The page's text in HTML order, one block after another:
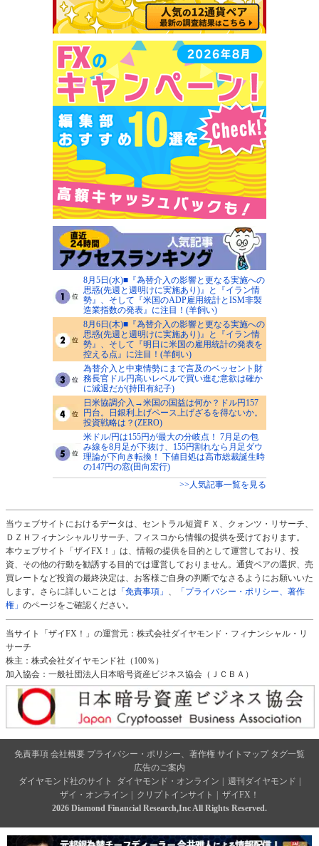
8月5日(水)■『為替介入の影響と更なる実施への
思惑(先週と週明けに実施あり)』と『イラン情
勢』、そして『米国のADP雇用統計とISM非製
造業指数の発表』に注目！(羊飼い)
8月6日(木)■『為替介入の影響と更なる実施への
思惑(先週と週明けに実施あり)』と『イラン情
勢』、そして『明日に米国の雇用統計の発表を
控える点』に注目！(羊飼い)
為替介入と中東情勢にまで言及のベッセント財
務長官ドル円高いレベルで買い進む意欲は確か
に減退だが(持田有紀子)
日米協調介入→米国の国益は何か？ドル円157
円台。日銀利上げペース上げざるを得ないか。
投資戦略は？(ZERO)
米ドル/円は155円が最大の分岐点！ 7月足の包
み線を8月足が下抜け、155円割れなら月足ダウ
理論が下向き転換！ 下値目処は高市総裁誕生時
の147円の窓(田向宏行)
>>人気記事一覧を見る
当ウェブサイトにおけるデータは、セントラル短資ＦＸ、クォンツ・リサーチ、
ＤＺＨフィナンシャルリサーチ、フィスコから情報の提供を受けております。
本ウェブサイト「ザイFX！」は、情報の提供を目的として運営しており、投
資、その他の行動を勧誘する目的では運営しておりません。通貨ペアの選択、売
買レートなど投資の最終決定は、お客様ご自身の判断でなさるようにお願いいた
します。さらに詳しいことは 「免責事項」 、
「プライバシー・ポリシー、著作
権」 のページをご確認ください。
当サイト「ザイFX！」の運営元：株式会社ダイヤモンド・フィナンシャル・リ
サーチ
株主：株式会社ダイヤモンド社（100％）
加入協会：一般社団法人日本暗号資産ビジネス協会（ＪＣＢＡ）
免責事項 会社概要 プライバシー・ポリシー、著作権 サイトマップ タグ一覧
広告のご案内
ダイヤモンド社のサイト
ダイヤモンド・オンライン 週刊ダイヤモンド
ザイ・オンライン
クリプトインサイト
ザイFX！
2026 Diamond Financial Research,Inc All Rights Reserved.